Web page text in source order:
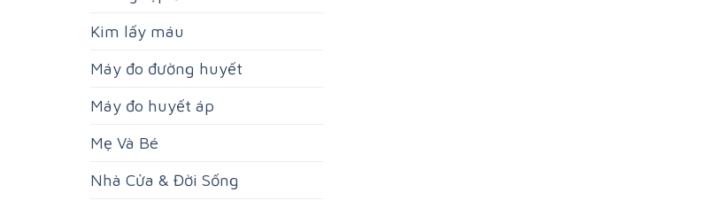
Kim lấy máu
Máy đo đường huyết
Máy đo huyết áp
Mẹ Và Bé
Nhà Cửa & Đời Sống